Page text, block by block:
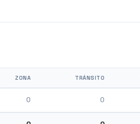
ZONA TRÁNSITO
0 0